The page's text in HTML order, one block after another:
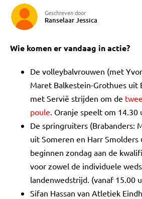
Geschreven door
Ranselaar Jessica
Wie komen er vandaag in actie?
De volleybalvrouwen (met
Maret Balkestein-Grothues uit
met Servië strijden om de
poule. Oranje speelt om 14.30
De springruiters (Brabanders:
uit Someren en Harr Smolders
beginnen zondag aan de
voor zowel de individuele
landenwedstrijd. (vanaf 15.00
Sifan Hassan van Atletiek